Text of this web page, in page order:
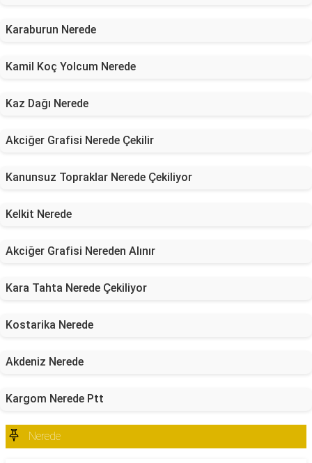
Karaburun Nerede
Kamil Koç Yolcum Nerede
Kaz Dağı Nerede
Akciğer Grafisi Nerede Çekilir
Kanunsuz Topraklar Nerede Çekiliyor
Kelkit Nerede
Akciğer Grafisi Nereden Alınır
Kara Tahta Nerede Çekiliyor
Kostarika Nerede
Akdeniz Nerede
Kargom Nerede Ptt
Nerede